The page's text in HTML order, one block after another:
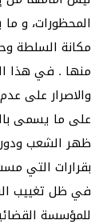
المحظورات، و
مكانة السلطة
منها . في هذا
والاصرار على
على ما يسمى
ظهر الشعب ودون
بقرارات التي
في ظل تغييب
للمؤسسة